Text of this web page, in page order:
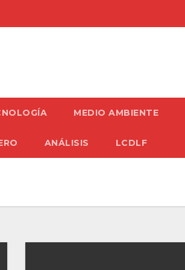
MEDIO AMBIENTE
ANÁLISIS LCDLF